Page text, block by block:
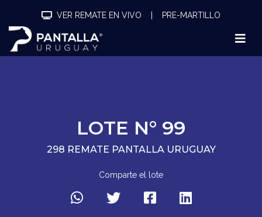
VER REMATE EN VIVO PRE-MARTILLO
LOTE N° 99
298 REMATE PANTALLA URUGUAY
Comparte el lote